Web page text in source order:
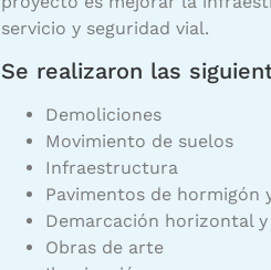
servicio y seguridad vial.
Se realizaron las
Demoliciones
Movimiento de suelos
Infraestructura
Pavimentos de hormigón
Demarcación horizontal
Obras de arte